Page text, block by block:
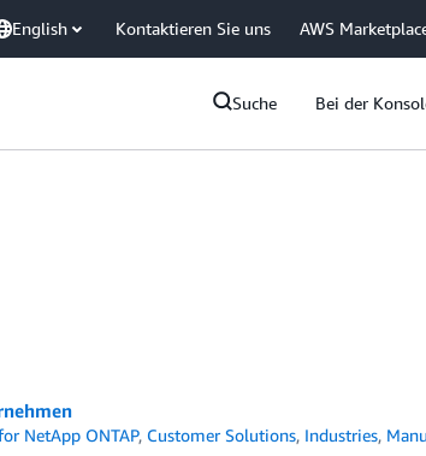
English Kontaktieren Sie uns AWS
Suche Bei der
NetApp ONTAP, Customer Solutions, Industries,